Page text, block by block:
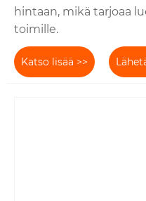
hintaan, mikä tarjoaa
toimille.
Katso lisää >>